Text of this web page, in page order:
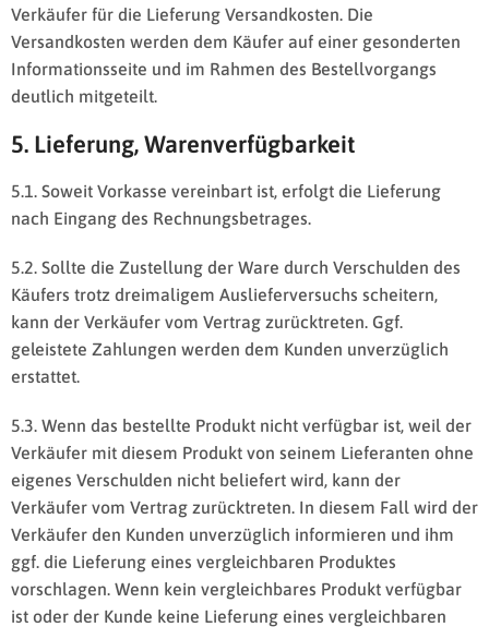
Verkäufer für die Lieferung Versandkosten. Die
Versandkosten werden dem Käufer auf einer gesonderten
Informationsseite und im Rahmen des Bestellvorgangs
deutlich mitgeteilt.
5. Lieferung, Warenverfügbarkeit
5.1. Soweit Vorkasse vereinbart ist, erfolgt die Lieferung
nach Eingang des Rechnungsbetrages.
5.2. Sollte die Zustellung der Ware durch Verschulden des
Käufers trotz dreimaligem Auslieferversuchs scheitern,
kann der Verkäufer vom Vertrag zurücktreten. Ggf.
geleistete Zahlungen werden dem Kunden unverzüglich
erstattet.
5.3. Wenn das bestellte Produkt nicht verfügbar ist, weil der
Verkäufer mit diesem Produkt von seinem Lieferanten ohne
eigenes Verschulden nicht beliefert wird, kann der
Verkäufer vom Vertrag zurücktreten. In diesem Fall wird der
Verkäufer den Kunden unverzüglich informieren und ihm
ggf. die Lieferung eines vergleichbaren Produktes
vorschlagen. Wenn kein vergleichbares Produkt verfügbar
ist oder der Kunde keine Lieferung eines vergleichbaren